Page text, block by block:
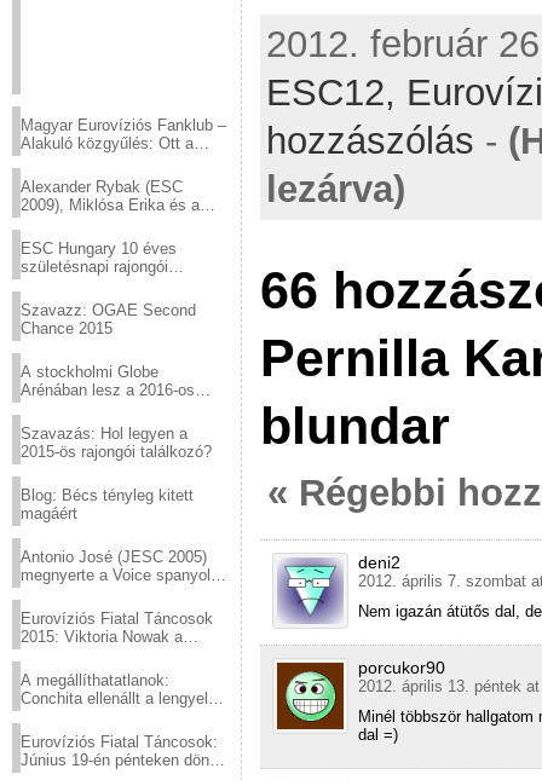
Magyar Eurovíziós Fanklub –
Alakuló közgyűlés: Ott a
Alexander Rybak (ESC
2009), Miklósa Erika és a
sztárjai a Margitszigeten
ESC Hungary 10 éves
születésnapi rajongói
Szavazz: OGAE Second
Chance 2015
A stockholmi Globe
Arénában lesz a 2016-os
Szavazás: Hol legyen a
2015-ös rajongói találkozó?
Blog: Bécs tényleg kitett
magáért
Antonio José (JESC 2005)
megnyerte a Voice spanyol
Eurovíziós Fiatal Táncosok
2015: Viktoria Nowak a
A megállíthatatlanok:
Conchita ellenállt a lengyel
Eurovíziós Fiatal Táncosok:
Június 19-én pénteken döntő
2012. február
ESC12,
hozzászólás -
lezárva)
66
Pernilla
blundar
« Régebbi
deni2
2012. április 7. szombat
Nem igazán átütős dal,
porcukor90
2012. április 13. péntek
Minél többször
dal =)